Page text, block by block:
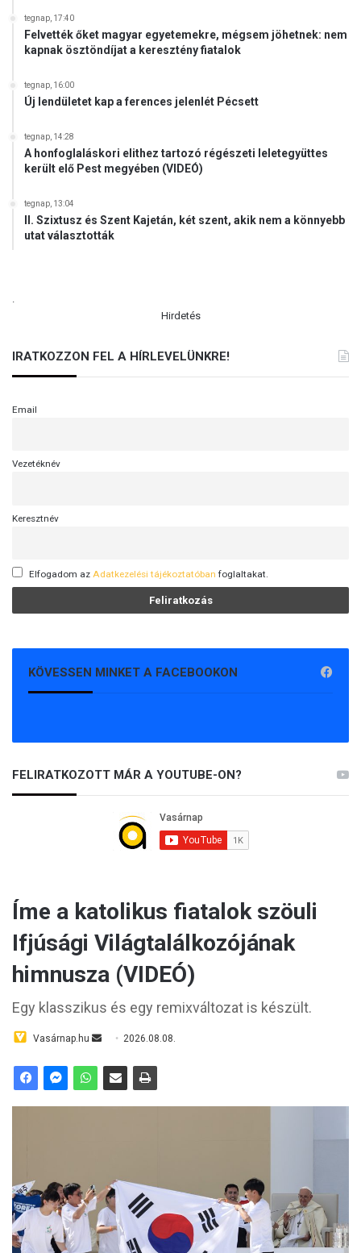
tegnap, 17:40
Felvették őket magyar egyetemekre, mégsem jöhetnek: nem
kapnak ösztöndíjat a keresztény fiatalok
tegnap, 16:00
Új lendületet kap a ferences jelenlét Pécsett
tegnap, 14:28
A honfoglaláskori elithez tartozó régészeti leletegyüttes
került elő Pest megyében (VIDEÓ)
tegnap, 13:04
II. Szixtusz és Szent Kajetán, két szent, akik nem a könnyebb
utat választották
Hirdetés
IRATKOZZON FEL A HÍRLEVELÜNKRE!
Email
Vezetéknév
Keresztnév
Elfogadom az Adatkezelési tájékoztatóban foglaltakat.
KÖVESSEN MINKET A FACEBOOKON
FELIRATKOZOTT MÁR A YOUTUBE-ON?